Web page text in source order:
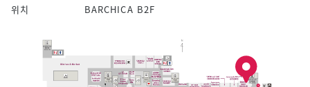
위치 BARCHICA B2F